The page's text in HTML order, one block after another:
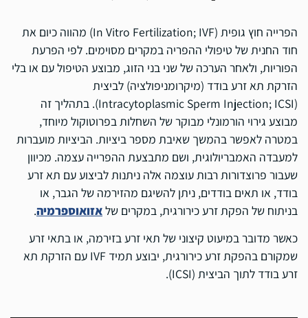
הפרייה חוץ גופית (In Vitro Fertilization; IVF) מהווה כיום את
חוד החנית של טיפולי ההפריה במקרים מסוימים. לפי הפרעת
הפוריות, ולאחר הערכה של שני בני הזוג, מבוצע הטיפול עם או בלי
הזרקת תא זרע בודד (מיקרומניפולציה) לביצית
(Intracytoplasmic Sperm Injection; ICSI). בתהליך זה
מבוצע גירוי הורמונלי מבוקר של השחלות בפרוטוקול מיוחד,
במטרה לאפשר בהמשך שאיבת מספר ביציות. הביציות מועברות
למעבדה האמבריולוגית, ושם מתבצעת ההפרייה עצמה. מכיוון
שעבור פרוצדורות רבות עוצמה אלה ניתנות לביצוע עם תא זרע
בודד, או תאים בודדים, ניתן להשיגם מהזירמה של הגבר, או
בניתוח של הפקת זרע כירורגית, במקרים שלאזואוספרמיה.
כאשר מדובר במיעוט קיצוני של תאי זרע בזירמה, או בתאי זרע
שמקורם בהפקת זרע כירורגית, יבוצע תמיד IVF עם הזרקת תא
זרע בודד לתוך הביצית (ICSI).